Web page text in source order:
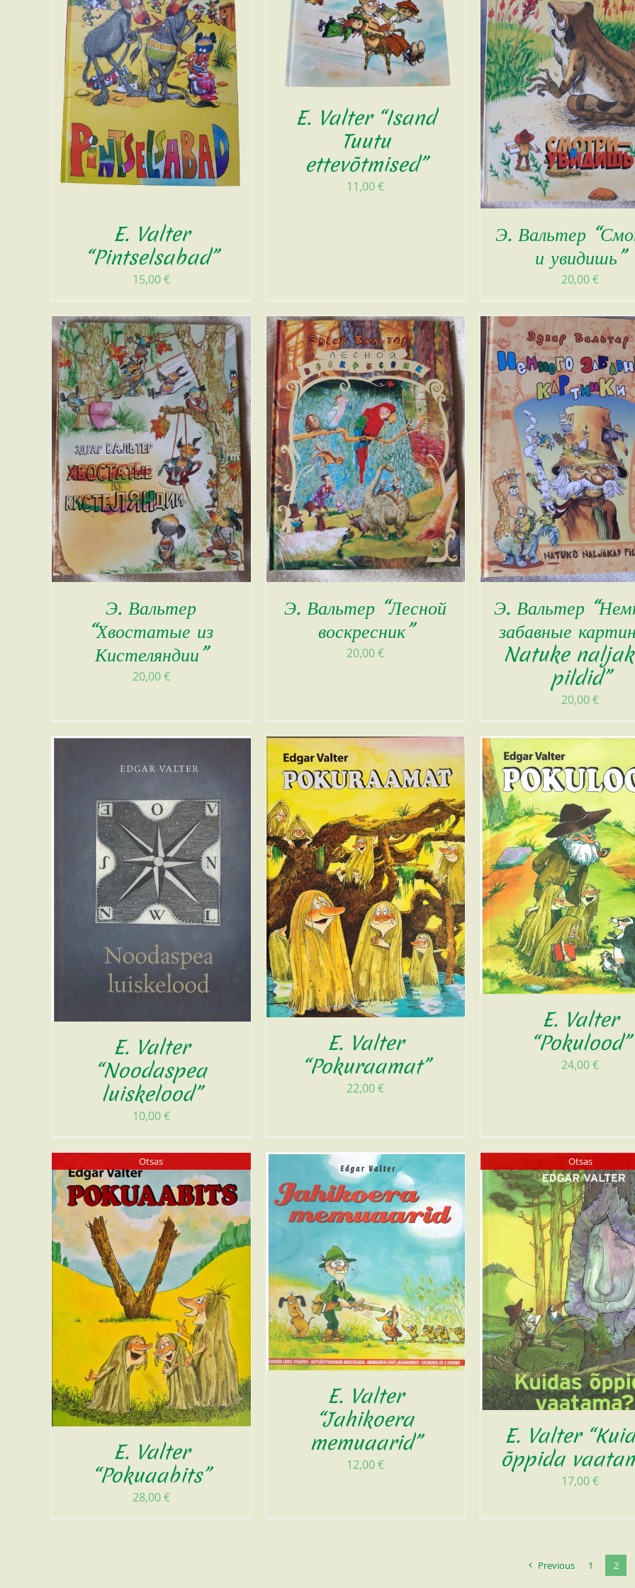
E. Valter
“Pintselsabad”
15,00€
E. Valter “Isand
Tuutu
ettevõtmised”
11,00€
Э. Вальтер
и увидишь”
20,00€
Э. Вальтер
“Хвостатые из
Кистеляндии”
20,00€
Э. Вальтер “Лесной
воскресник”
20,00€
Э. Вальтер
забавные
Natuke
pildid”
20,00€
E. Valter
“Noodaspea
luiskelood”
10,00€
E. Valter
“Pokuraamat”
22,00€
E. Valter
“Pokulood”
24,00€
Otsas
E. Valter
“Pokuaabits”
28,00€
E. Valter
“Jahikoera
memuaarid”
12,00€
Otsas
E. Valter
õppida
17,00€
Previous 1 2